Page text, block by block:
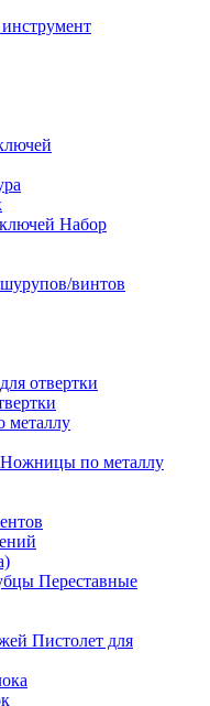
Набор
винтов
отвертки
металлу
Ножницы по металлу
Переставные
Пистолет для